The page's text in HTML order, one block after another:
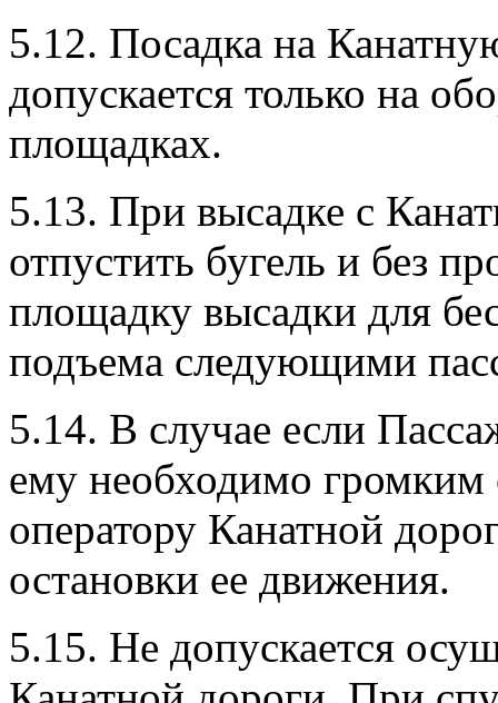
5.12. Посадка на
допускается только на
площадках.
5.13. При высадке с
отпустить бугель и без
площадку высадки для
подъема следующими
5.14. В случае если
ему необходимо
оператору Канатной
остановки ее движения.
5.15. Не допускается